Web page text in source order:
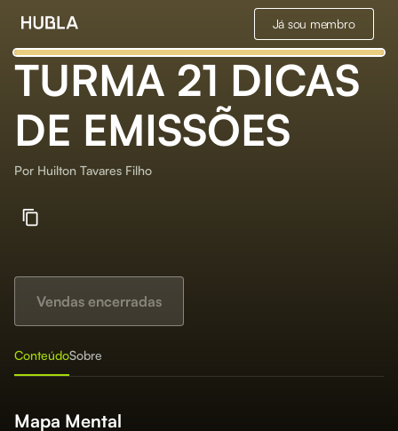
Já sou membro
TURMA 21 DICAS
DE EMISSÕES
Por Huilton Tavares Filho
Vendas encerradas
ConteúdoSobre
Mapa Mental